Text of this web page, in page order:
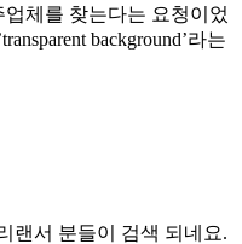
체를 찾는다는 요청이었
background’라는
랜서 분들이 검색 되네요.